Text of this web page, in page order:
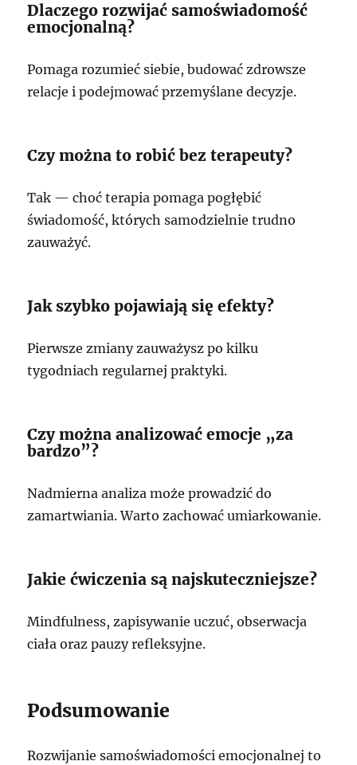
Dlaczego rozwijać samoświadomość
emocjonalną?
Pomaga rozumieć siebie, budować zdrowsze
relacje i podejmować przemyślane decyzje.
Czy można to robić bez terapeuty?
Tak — choć terapia pomaga pogłębić
świadomość, których samodzielnie trudno
zauważyć.
Jak szybko pojawiają się efekty?
Pierwsze zmiany zauważysz po kilku
tygodniach regularnej praktyki.
Czy można analizować emocje „za
bardzo”?
Nadmierna analiza może prowadzić do
zamartwiania. Warto zachować umiarkowanie.
Jakie ćwiczenia są najskuteczniejsze?
Mindfulness, zapisywanie uczuć, obserwacja
ciała oraz pauzy refleksyjne.
Podsumowanie
Rozwijanie samoświadomości emocjonalnej to